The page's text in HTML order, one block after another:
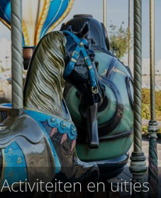
Activiteiten en uitjes